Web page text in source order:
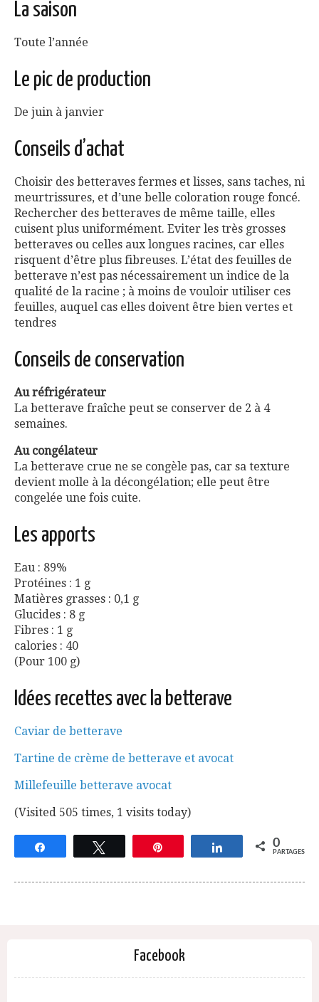
La saison
Toute l’année
Le pic de production
De juin à janvier
Conseils d’achat
Choisir des betteraves fermes et lisses, sans taches, ni
meurtrissures, et d’une belle coloration rouge foncé.
Rechercher des betteraves de même taille, elles
cuisent plus uniformément. Eviter les très grosses
betteraves ou celles aux longues racines, car elles
risquent d’être plus fibreuses. L’état des feuilles de
betterave n’est pas nécessairement un indice de la
qualité de la racine ; à moins de vouloir utiliser ces
feuilles, auquel cas elles doivent être bien vertes et
tendres
Conseils de conservation
Au réfrigérateur
La betterave fraîche peut se conserver de 2 à 4
semaines.
Au congélateur
La betterave crue ne se congèle pas, car sa texture
devient molle à la décongélation; elle peut être
congelée une fois cuite.
Les apports
Eau : 89%
Protéines : 1 g
Matières grasses : 0,1 g
Glucides : 8 g
Fibres : 1 g
calories : 40
(Pour 100 g)
Idées recettes avec la betterave
Caviar de betterave
Tartine de crème de betterave et avocat
Millefeuille betterave avocat
(Visited 505 times, 1 visits today)
Partagez 0
PARTAGES
Facebook